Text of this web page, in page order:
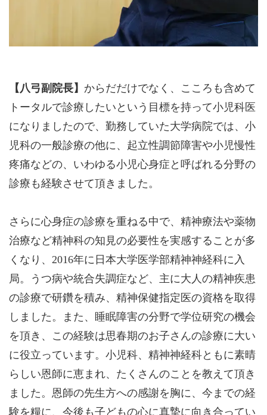
【八弓副院長】 からだだけでなく、こころも含めて
トータルで診療したいという目標を持って小児科医
になりましたので、勤務していた大学病院では、小
児科の一般診療の他に、起立性調節障害や小児慢性
疼痛などの、いわゆる小児心身症と呼ばれる分野の
診療も経験させて頂きました。
さらに心身症の診療を重ねる中で、精神療法や薬物
治療など精神科の知見の必要性を実感することが多
くなり、2016年に日本大学医学部精神神経科に入
局。うつ病や統合失調症など、主に大人の精神疾患
の診療で研鑽を積み、精神保健指定医の資格を取得
しました。また、睡眠障害の分野で学位研究の機会
を頂き、この経験は思春期のお子さんの診療に大い
に役立っています。小児科、精神神経科ともに素晴
らしい恩師に恵まれ、たくさんのことを教えて頂き
ました。恩師の先生方への感謝を胸に、今までの経
験を糧に、今後も子どもの心に真摯に向き合ってい